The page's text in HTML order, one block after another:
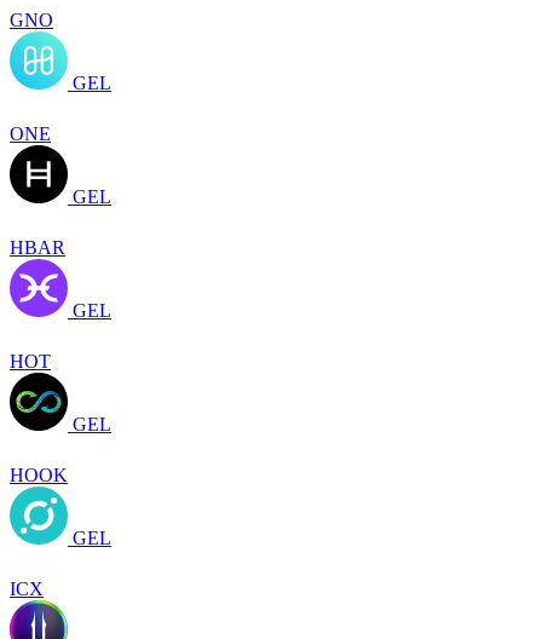
GNO
GEL
ONE
GEL
HBAR
GEL
HOT
GEL
HOOK
GEL
ICX